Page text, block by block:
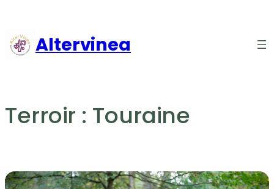
contenuAltervinea
Terroir : Touraine